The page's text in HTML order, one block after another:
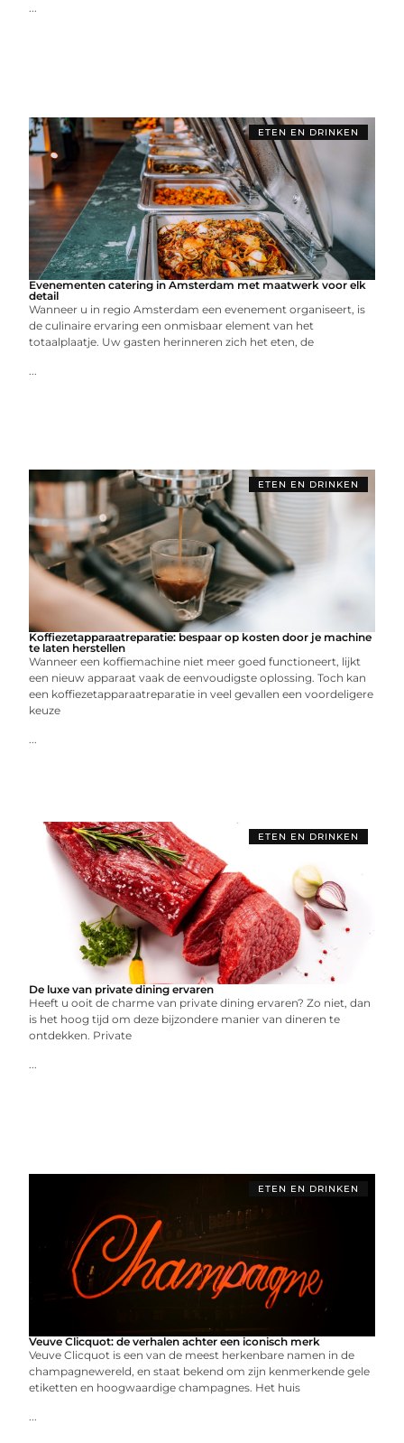
...
ETEN EN DRINKEN
Evenementen catering in Amsterdam met maatwerk voor elk
detail
Wanneer u in regio Amsterdam een evenement organiseert, is
de culinaire ervaring een onmisbaar element van het
totaalplaatje. Uw gasten herinneren zich het eten, de
...
ETEN EN DRINKEN
Koffiezetapparaatreparatie: bespaar op kosten door je machine
te laten herstellen
Wanneer een koffiemachine niet meer goed functioneert, lijkt
een nieuw apparaat vaak de eenvoudigste oplossing. Toch kan
een koffiezetapparaatreparatie in veel gevallen een voordeligere
keuze
...
ETEN EN DRINKEN
De luxe van private dining ervaren
Heeft u ooit de charme van private dining ervaren? Zo niet, dan
is het hoog tijd om deze bijzondere manier van dineren te
ontdekken. Private
...
ETEN EN DRINKEN
Veuve Clicquot: de verhalen achter een iconisch merk
Veuve Clicquot is een van de meest herkenbare namen in de
champagnewereld, en staat bekend om zijn kenmerkende gele
etiketten en hoogwaardige champagnes. Het huis
...